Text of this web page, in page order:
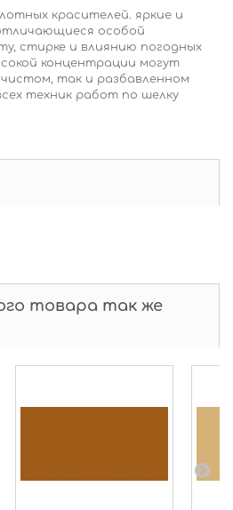
красителей. яркие и
особой
стирке и влиянию погодных
концентрации могут
чистом, так и разбавленном
техник работ по шелку
товара так же